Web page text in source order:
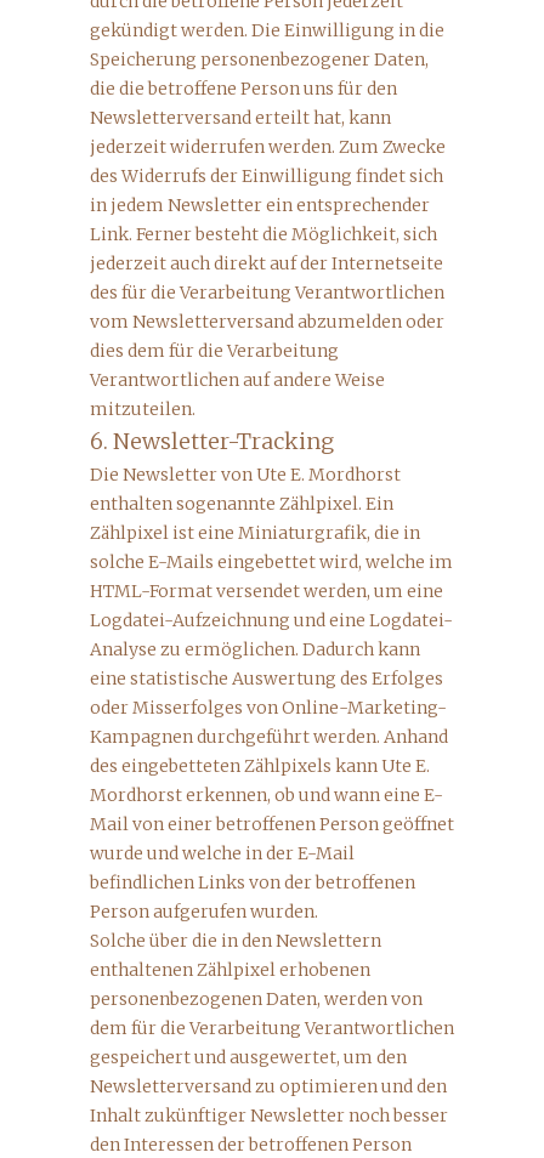
gekündigt werden. Die Einwilligung in die
Speicherung personenbezogener Daten,
die die betroffene Person uns für den
Newsletterversand erteilt hat, kann
jederzeit widerrufen werden. Zum Zwecke
des Widerrufs der Einwilligung findet sich
in jedem Newsletter ein entsprechender
Link. Ferner besteht die Möglichkeit, sich
jederzeit auch direkt auf der Internetseite
des für die Verarbeitung Verantwortlichen
vom Newsletterversand abzumelden oder
dies dem für die Verarbeitung
Verantwortlichen auf andere Weise
mitzuteilen.
6. Newsletter-Tracking
Die Newsletter von Ute E. Mordhorst
enthalten sogenannte Zählpixel. Ein
Zählpixel ist eine Miniaturgrafik, die in
solche E-Mails eingebettet wird, welche im
HTML-Format versendet werden, um eine
Logdatei-Aufzeichnung und eine Logdatei-
Analyse zu ermöglichen. Dadurch kann
eine statistische Auswertung des Erfolges
oder Misserfolges von Online-Marketing-
Kampagnen durchgeführt werden. Anhand
des eingebetteten Zählpixels kann Ute E.
Mordhorst erkennen, ob und wann eine E-
Mail von einer betroffenen Person geöffnet
wurde und welche in der E-Mail
befindlichen Links von der betroffenen
Person aufgerufen wurden.
Solche über die in den Newslettern
enthaltenen Zählpixel erhobenen
personenbezogenen Daten, werden von
dem für die Verarbeitung Verantwortlichen
gespeichert und ausgewertet, um den
Newsletterversand zu optimieren und den
Inhalt zukünftiger Newsletter noch besser
den Interessen der betroffenen Person